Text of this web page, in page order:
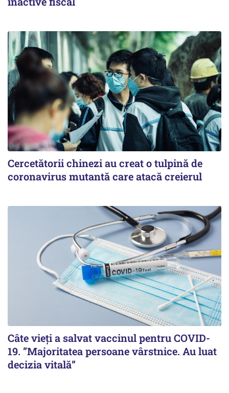
Cercetătorii chinezi au creat o tulpină de
coronavirus mutantă care atacă creierul
Câte vieți a salvat vaccinul pentru COVID-
19. ”Majoritatea persoane vârstnice. Au luat
decizia vitală”